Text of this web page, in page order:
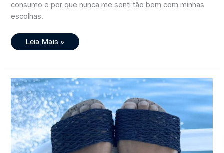
consumo e por que nunca me senti tão bem com minhas
escolhas.
Por
Que
Marcas
De
Luxo
E
Nunca
Me
Senti
Tão
Bem
Como
Antes
Leia Mais »